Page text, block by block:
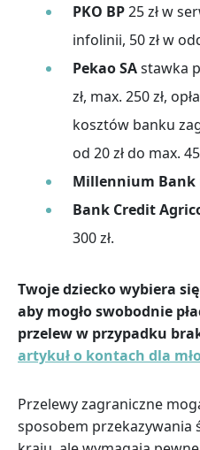
PKO BP25 zł w
infolinii, 50 zł w
Pekao SAstawka
zł, max. 250 zł,
kosztów banku
od 20 zł do max.
Millennium Bank
Bank Credit
300 zł.
Twoje dziecko wybiera
aby mogło swobodnie
przelew w przypadku
artykuł o kontach dla
Przelewy zagraniczne
sposobem przekazywania